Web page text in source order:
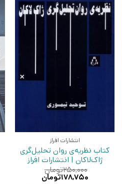
انتشارات افراز
کتاب نظریه‌ی روان‌ تحلیل‌‌گری
ژاک‌لاکان | انتشارات افراز
۲۵۰,۰۰۰تومان
قیمت
۱۷۸,۷۵۰تومان